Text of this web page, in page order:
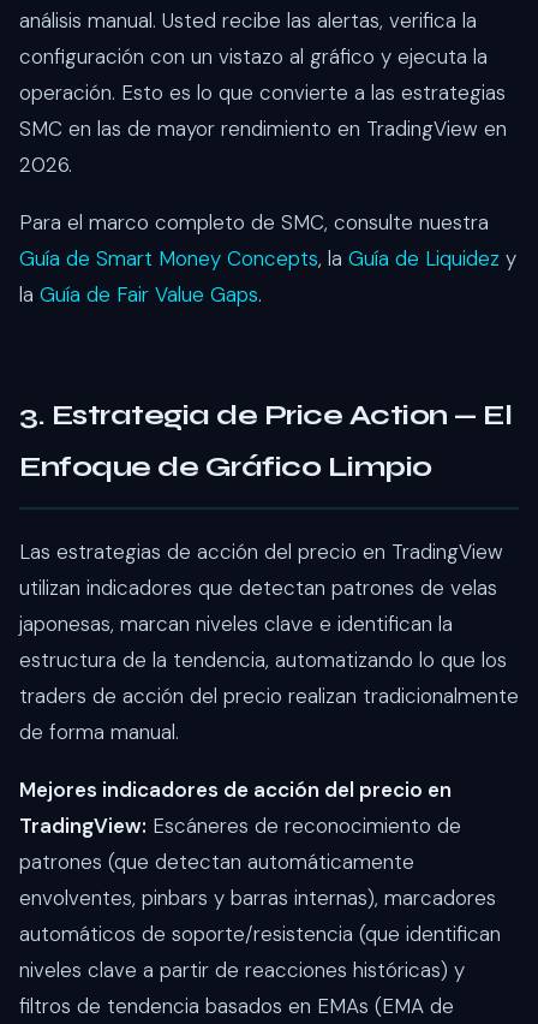
análisis manual. Usted recibe las alertas, verifica la
configuración con un vistazo al gráfico y ejecuta la
operación. Esto es lo que convierte a las estrategias
SMC en las de mayor rendimiento en TradingView en
2026.
Para el marco completo de SMC, consulte nuestra
Guía de Smart Money Concepts, la Guía de Liquidez y
la Guía de Fair Value Gaps.
3. Estrategia de Price Action — El
Enfoque de Gráfico Limpio
Las estrategias de acción del precio en TradingView
utilizan indicadores que detectan patrones de velas
japonesas, marcan niveles clave e identifican la
estructura de la tendencia, automatizando lo que los
traders de acción del precio realizan tradicionalmente
de forma manual.
Mejores indicadores de acción del precio en
TradingView: Escáneres de reconocimiento de
patrones (que detectan automáticamente
envolventes, pinbars y barras internas), marcadores
automáticos de soporte/resistencia (que identifican
niveles clave a partir de reacciones históricas) y
filtros de tendencia basados en EMAs (EMA de